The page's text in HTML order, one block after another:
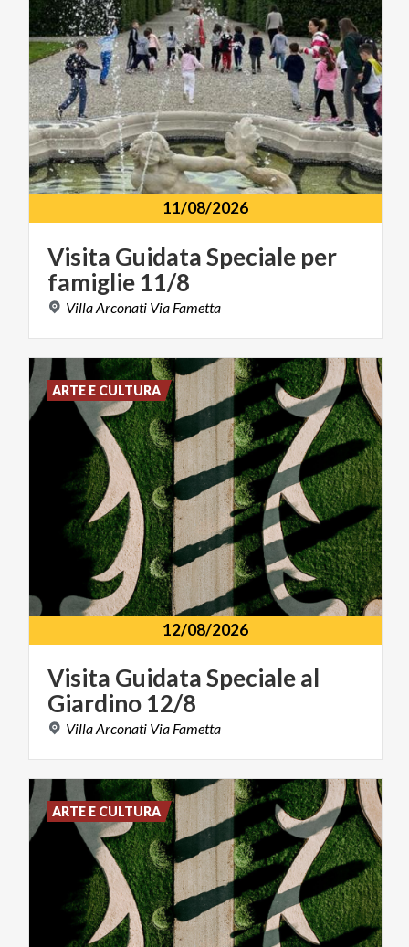
11/08/2026
Visita GuidataSpeciale per
famiglie 11/8
VillaArconati Via Fametta
12/08/2026
Visita GuidataSpecialeal
Giardino 12/8
VillaArconati Via Fametta
ARTE E CULTURA
ARTE E CULTURA